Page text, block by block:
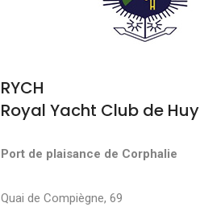
RYCH
Royal Yacht Club de Huy
Port de plaisance de Corphalie
Quai de Compiègne, 69